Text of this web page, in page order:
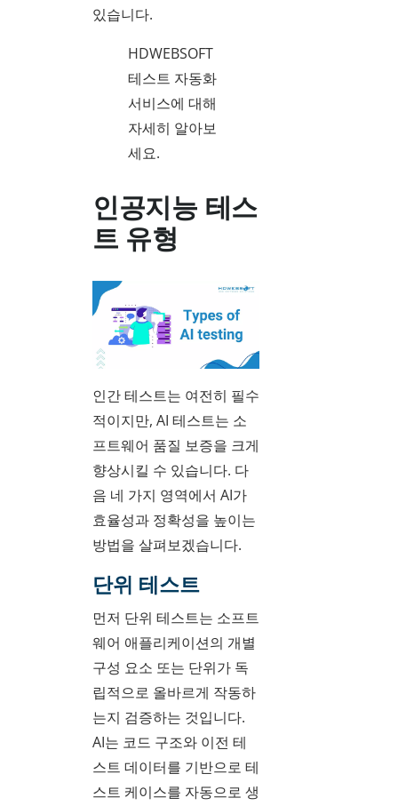
있습니다.
HDWEBSOFT
테스트 자동화
서비스에 대해
자세히 알아보
세요.
인공지능 테스
트 유형
인간 테스트는 여전히 필수
적이지만, AI 테스트는 소
프트웨어 품질 보증을 크게
향상시킬 수 있습니다. 다
음 네 가지 영역에서 AI가
효율성과 정확성을 높이는
방법을 살펴보겠습니다.
단위 테스트
먼저 단위 테스트는 소프트
웨어 애플리케이션의 개별
구성 요소 또는 단위가 독
립적으로 올바르게 작동하
는지 검증하는 것입니다.
AI는 코드 구조와 이전 테
스트 데이터를 기반으로 테
스트 케이스를 자동으로 생